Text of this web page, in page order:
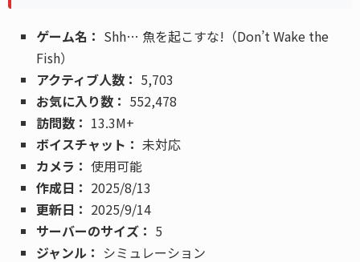
ゲーム名： Shh… 魚を起こすな!（Don’t Wake the
Fish）
アクティブ人数： 5,703
お気に入り数： 552,478
訪問数： 13.3M+
ボイスチャット： 未対応
カメラ： 使用可能
作成日： 2025/8/13
更新日： 2025/9/14
サーバーのサイズ： 5
ジャンル： シミュレーション